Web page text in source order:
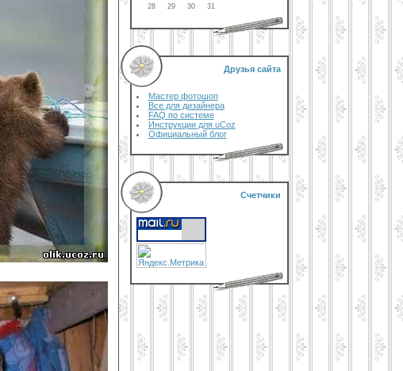
28
29 30 31
Друзья сайта
Мастер фотошоп
Все для дизайнера
FAQ по системе
Инструкции для uCoz
Официальный блог
Счетчики